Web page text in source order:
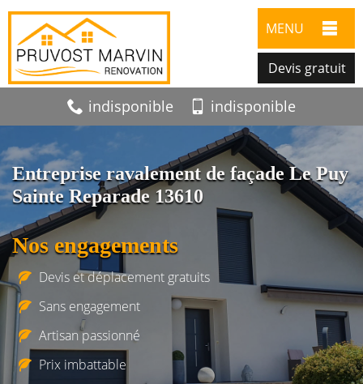
MENU
Devis gratuit
indisponible indisponible
Entreprise ravalement de façade Le Puy
Sainte Reparade 13610
Nos engagements
Devis et déplacement gratuits
Sans engagement
Artisan passionné
Prix imbattable